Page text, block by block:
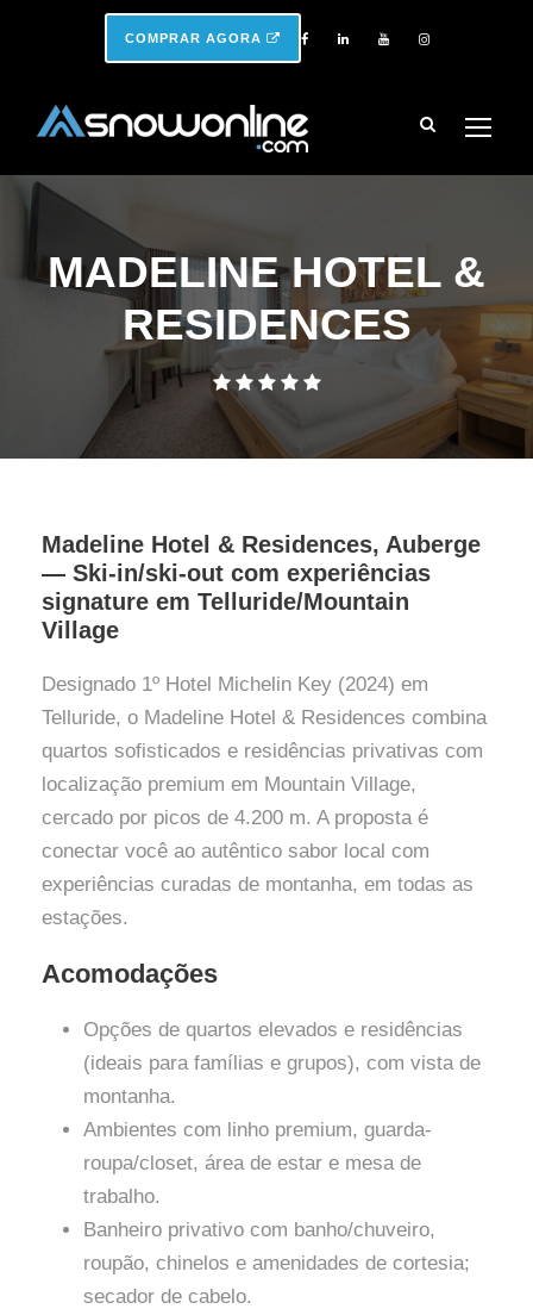
COMPRAR AGORA
MADELINE HOTEL &
RESIDENCES
Madeline Hotel & Residences, Auberge
— Ski-in/ski-out com experiências
signature em Telluride/Mountain
Village
Designado 1º Hotel Michelin Key (2024) em
Telluride, o Madeline Hotel & Residences combina
quartos sofisticados e residências privativas com
localização premium em Mountain Village,
cercado por picos de 4.200 m. A proposta é
conectar você ao autêntico sabor local com
experiências curadas de montanha, em todas as
estações.
Acomodações
Opções de quartos elevados e residências
(ideais para famílias e grupos), com vista de
montanha.
Ambientes com linho premium, guarda-
roupa/closet, área de estar e mesa de
trabalho.
Banheiro privativo com banho/chuveiro,
roupão, chinelos e amenidades de cortesia;
secador de cabelo.